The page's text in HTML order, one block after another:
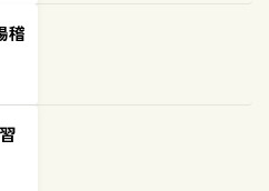
稽